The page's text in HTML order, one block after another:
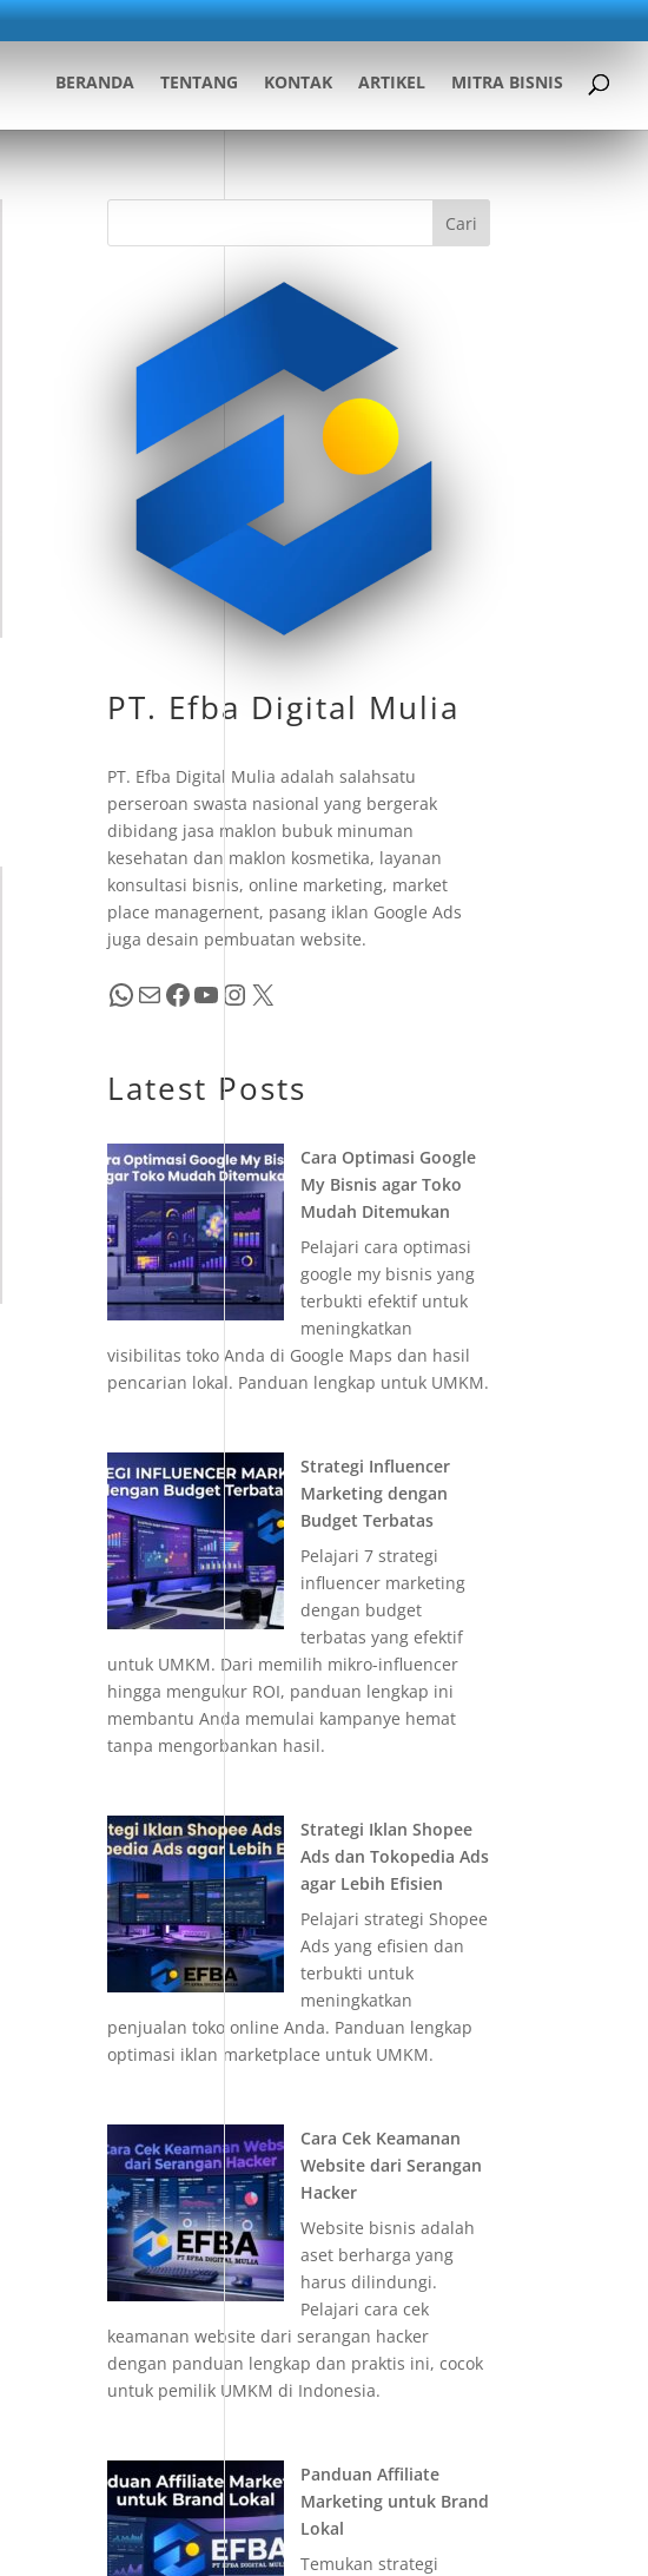
BERANDA TENTANG KONTAK ARTIKEL MITRA BISNIS
Cari
PT. Efba Digital Mulia
PT. Efba Digital Mulia adalah salahsatu
perseroan swasta nasional yang bergerak
dibidang jasa maklon bubuk minuman
kesehatan dan maklon kosmetika, layanan
konsultasi bisnis, online marketing, market
place management, pasang iklan Google Ads
juga desain pembuatan website.
WhatsApp Mail Facebook YouTube InstagramX
Latest Posts
Cara Optimasi Google
My Bisnis agar Toko
Mudah Ditemukan
Pelajari cara optimasi
google my bisnis yang
terbukti efektif untuk
meningkatkan
visibilitas toko Anda di Google Maps dan hasil
pencarian lokal. Panduan lengkap untuk UMKM.
Strategi Influencer
Marketing dengan
Budget Terbatas
Pelajari 7 strategi
influencer marketing
dengan budget
terbatas yang efektif
untuk UMKM. Dari memilih mikro-influencer
hingga mengukur ROI, panduan lengkap ini
membantu Anda memulai kampanye hemat
tanpa mengorbankan hasil.
Strategi Iklan Shopee
Ads dan Tokopedia Ads
agar Lebih Efisien
Pelajari strategi Shopee
Ads yang efisien dan
terbukti untuk
meningkatkan
penjualan toko online Anda. Panduan lengkap
optimasi iklan marketplace untuk UMKM.
Cara Cek Keamanan
Website dari Serangan
Hacker
Website bisnis adalah
aset berharga yang
harus dilindungi.
Pelajari cara cek
keamanan website dari serangan hacker
dengan panduan lengkap dan praktis ini, cocok
untuk pemilik UMKM di Indonesia.
Panduan Affiliate
Marketing untuk Brand
Lokal
Temukan strategi